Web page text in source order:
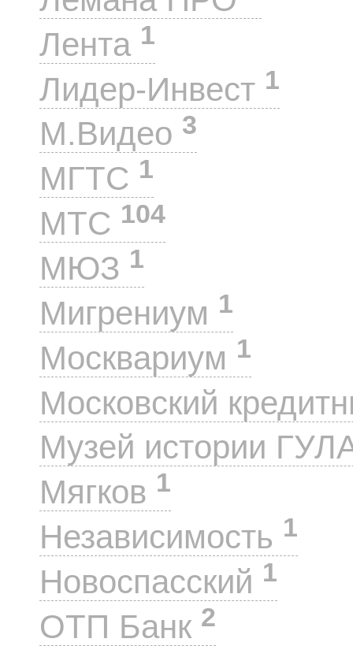
Лента 1
Лидер-Инвест 1
М.Видео 3
МГТС 1
МТС 104
МЮЗ 1
Мигрениум 1
Москвариум 1
Московский
Музей истории
Мягков 1
Независимость 1
Новоспасский 1
ОТП Банк 2